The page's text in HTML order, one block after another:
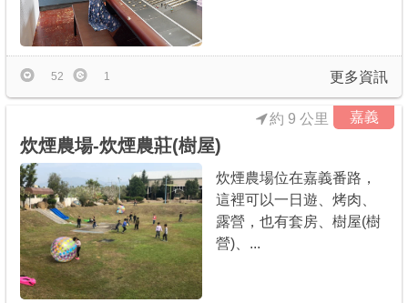
更多資訊
52 1
嘉義
約 9 公里
炊煙農場-炊煙農莊(樹屋)
炊煙農場位在嘉義番路，
這裡可以一日遊、烤肉、
露營，也有套房、樹屋(樹
營)、...